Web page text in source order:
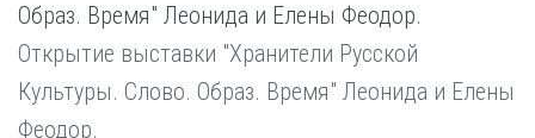
Образ. Время" Леонида и Елены Феодор.
Открытие выставки "Хранители Русской
Культуры. Слово. Образ. Время" Леонида и Елены
Феодор.